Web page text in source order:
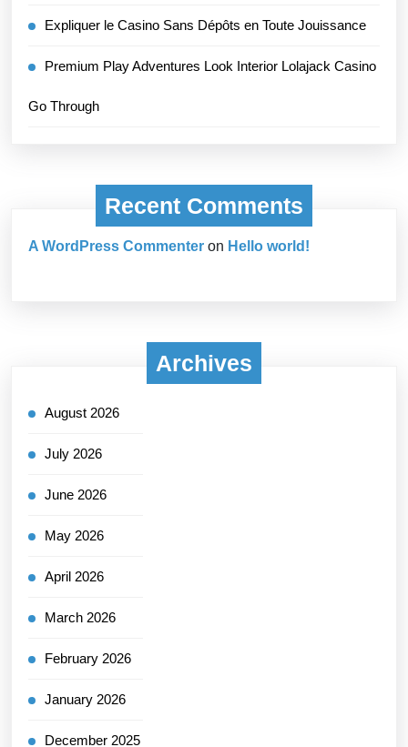
Expliquer le Casino Sans Dépôts en Toute Jouissance
Premium Play Adventures Look Interior Lolajack Casino
Go Through
Recent Comments
A WordPress Commenter on Hello world!
Archives
August 2026
July 2026
June 2026
May 2026
April 2026
March 2026
February 2026
January 2026
December 2025